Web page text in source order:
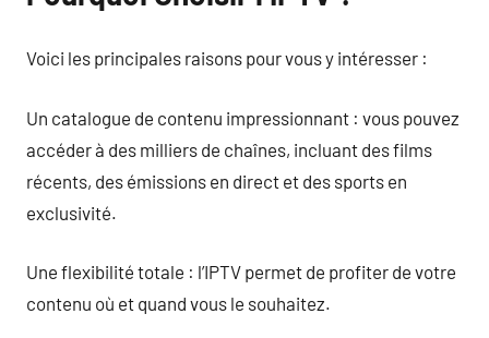
Voici les principales raisons pour vous y intéresser :
Un catalogue de contenu impressionnant : vous pouvez
accéder à des milliers de chaînes, incluant des films
récents, des émissions en direct et des sports en
exclusivité.
Une flexibilité totale : l’IPTV permet de profiter de votre
contenu où et quand vous le souhaitez.